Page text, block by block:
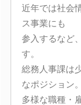
近年では社会
ス事業にも
参入するなど
す。
総務人事課は
なポジション。
多様な職種・